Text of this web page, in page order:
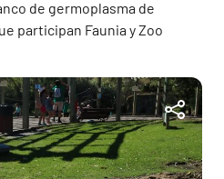
de germoplasma de
participan Faunia y Zoo